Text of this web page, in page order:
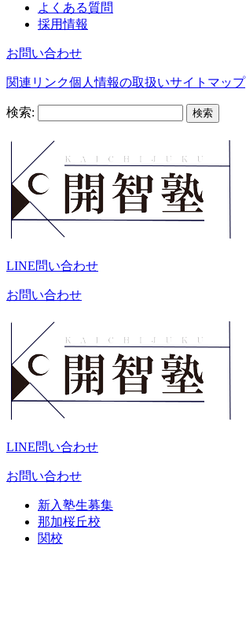
よくある質問
採用情報
お問い合わせ
関連リンク個人情報の取扱いサイトマップ
検索:
LINE問い合わせ
お問い合わせ
LINE問い合わせ
お問い合わせ
新入塾生募集
那加桜丘校
関校